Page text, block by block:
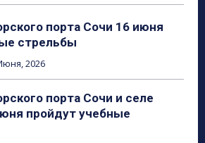
порта Сочи 16 июня
стрельбы
2026
порта Сочи и селе
пройдут учебные